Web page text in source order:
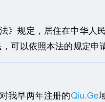
规定，居住在中华人
可以依照本法的规定申
我早两年注册的Qiu.Ge